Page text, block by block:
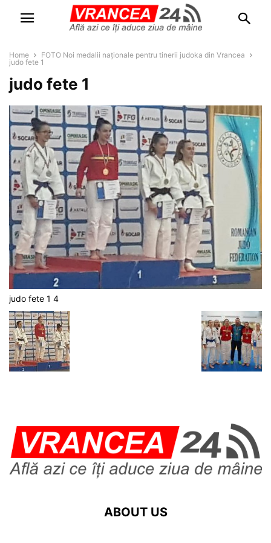
Home
FOTO Noi medalii naționale pentru tinerii judoka din Vrancea
judo fete 1
judo fete 1
judo fete 1 4
ABOUT US